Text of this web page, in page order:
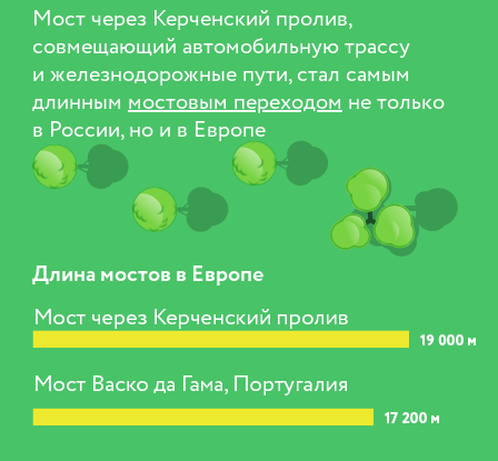
Мост через Керчен­ский про­лив,
совмещающий автомобиль­ную трассу
и железнодорожные пути, стал самым
длинным мостовым переходом не только
в России, но и в Европе
Длина мостов в Европе